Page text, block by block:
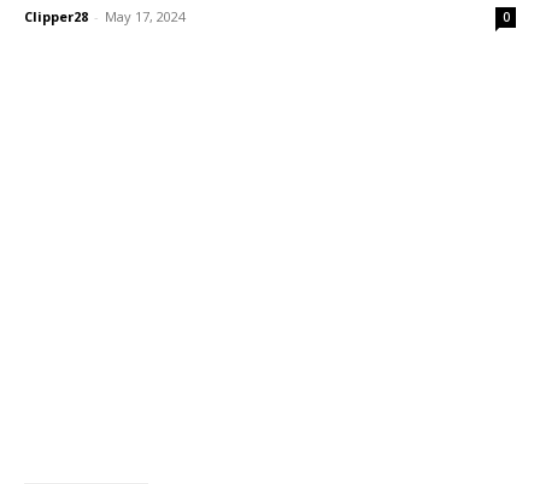
Clipper28 - May 17, 2024 0